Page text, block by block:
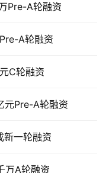
Pre-A轮融资
A轮融资
C轮融资
元Pre-A轮融资
新一轮融资
万A轮融资